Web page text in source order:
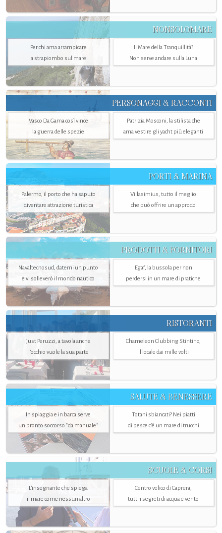
NONSOLOMARE
Per chi ama arrampicare
a strapiombo sul mare
Il Mare della Tranquillità?
Non serve andare sulla Luna
PERSONAGGI & RACCONTI
Vasco Da Gama così vince
la guerra delle spezie
Patrizia Mosconi, la stilista che
ama vestire gli yacht più eleganti
PORTI & MARINA
Palermo, il porto che ha saputo
diventare attrazione turistica
Villasimius, tutto il meglio
che può offrire un approdo
PRODOTTI & FORNITORI
Navaltecnosud, datemi un punto
e vi solleverò il mondo nautico
Egaf, la bussola per non
perdersi in un mare di pratiche
RISTORANTI
Just Peruzzi, a tavola anche
l’occhio vuole la sua parte
Chameleon Clubbing Stintino,
il locale dai mille volti
SALUTE & BENESSERE
In spiaggia e in barca serve
un pronto soccorso "da manuale"
Totani sbiancati? Nei piatti
di pesce c'è un mare di trucchi
SCUOLE & CORSI
L'insegnante che spiega
il mare come nessun altro
Centro velico di Caprera,
tutti i segreti di acqua e vento